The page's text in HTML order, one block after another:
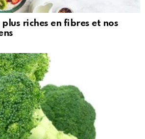
plus riches en fibres et nos